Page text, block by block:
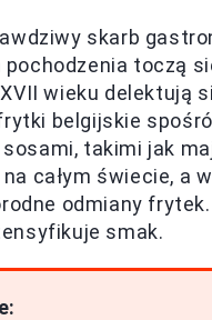
skarb
pochodzenia toczą
wieku delektują
belgijskie
takimi jak
całym świecie, a
odmiany
smak.